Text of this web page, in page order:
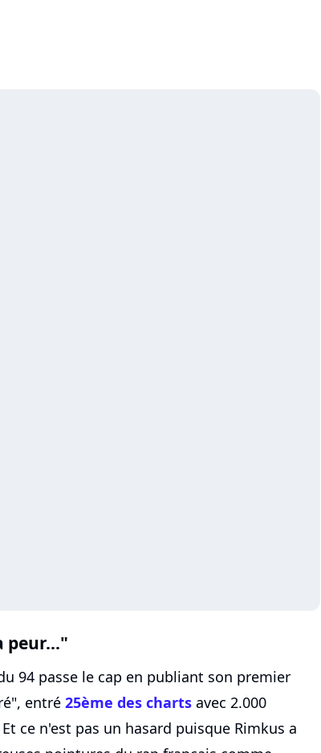
peur..."
94 passe le cap en publiant son premier
entré 25ème des charts avec 2.000
ce n'est pas un hasard puisque Rimkus a